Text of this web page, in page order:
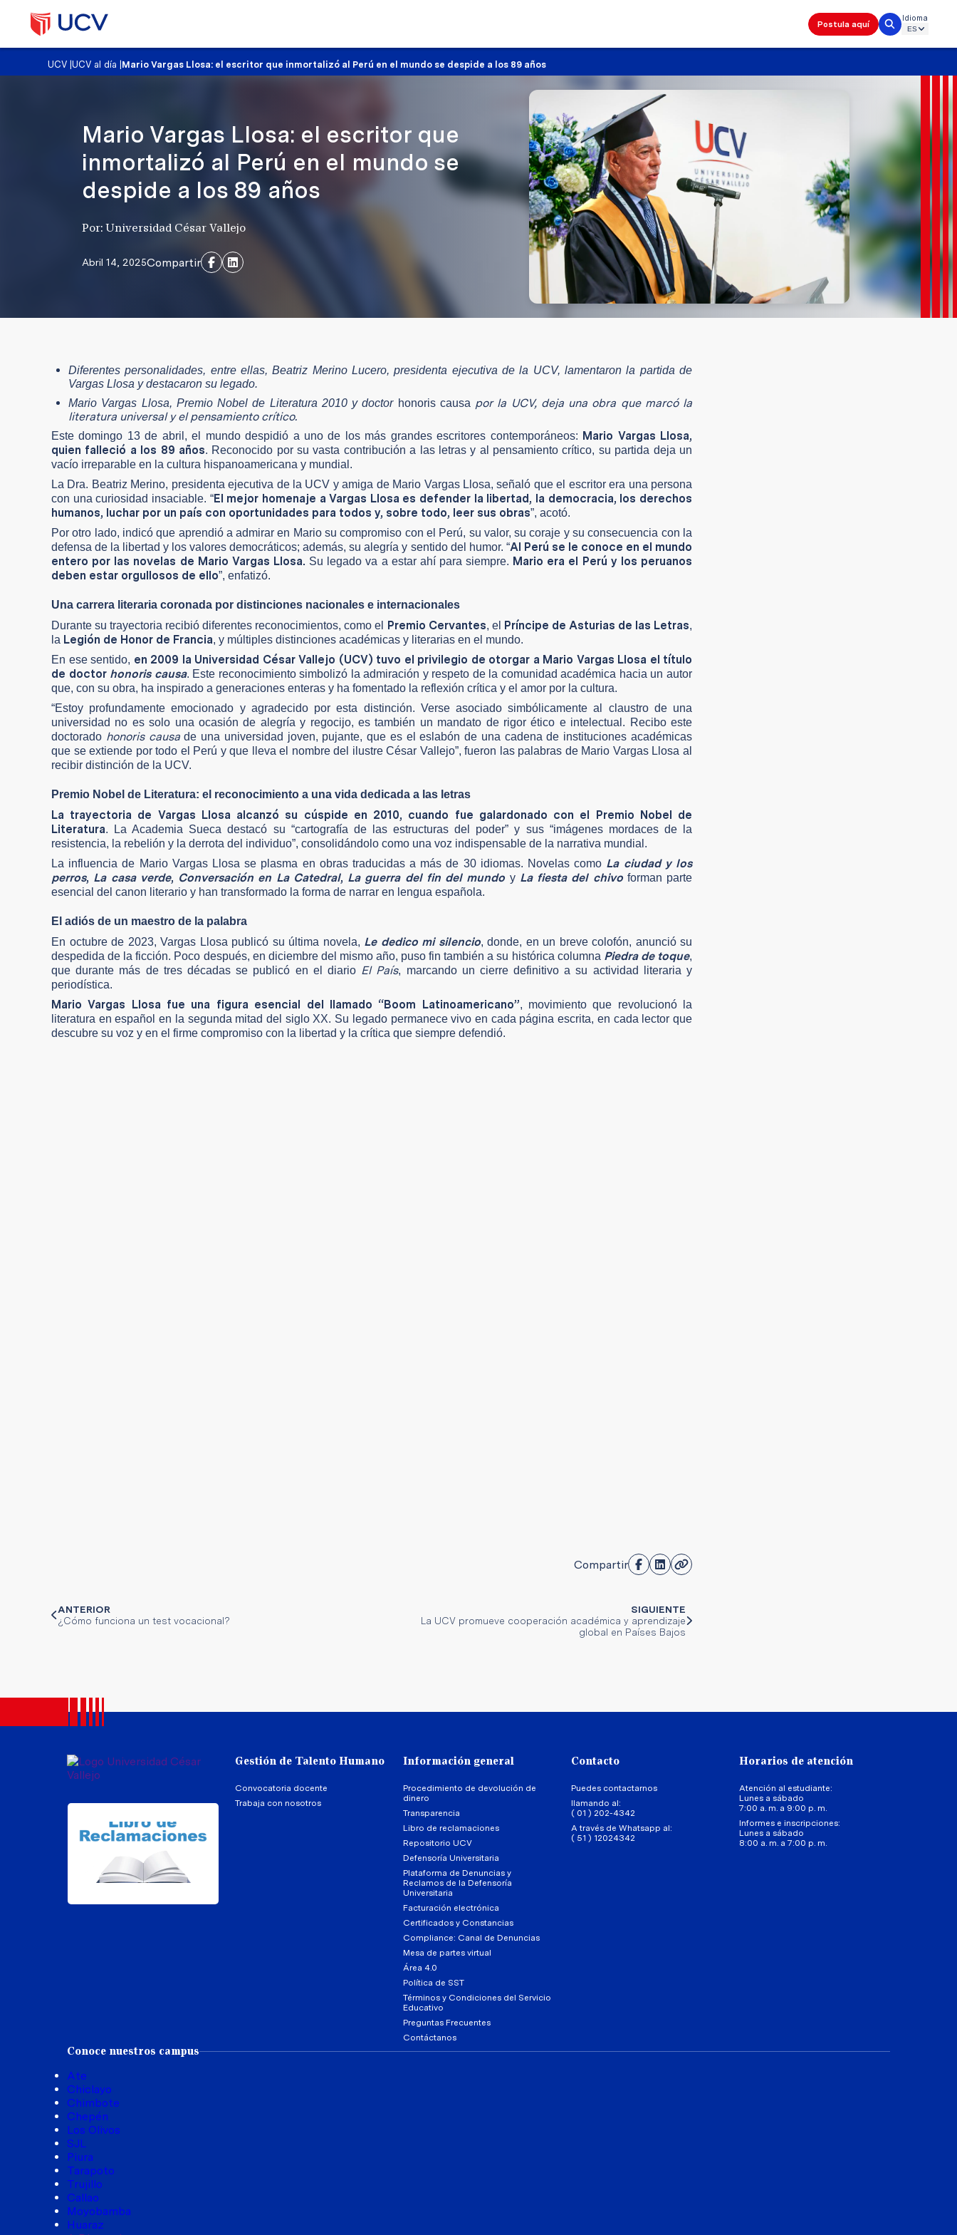
Postula aquí
Idioma
UCV |UCV al día Mario Vargas Llosa: el escritor que inmortalizó al Perú en el mundo se despide a los 89 años
Mario Vargas Llosa: el escritor que
inmortalizó al Perú en el mundo se
despide a los 89 años
Por: Universidad César Vallejo
Abril 14, 2025Compartir
Diferentes personalidades, entre ellas, Beatriz Merino Lucero, presidenta ejecutiva de la UCV, lamentaron la partida de
Vargas Llosa y destacaron su legado.
Mario Vargas Llosa, Premio Nobel de Literatura 2010 y doctor honoris causapor la UCV, deja una obra que marcó la
literatura universal y el pensamiento crítico.
Este domingo 13 de abril, el mundo despidió a uno de los más grandes escritores contemporáneos: Mario Vargas Llosa,
quien falleció a los 89 años. Reconocido por su vasta contribución a las letras y al pensamiento crítico, su partida deja un
vacío irreparable en la cultura hispanoamericana y mundial.
La Dra. Beatriz Merino, presidenta ejecutiva de la UCV y amiga de Mario Vargas Llosa, señaló que el escritor era una persona
con una curiosidad insaciable. “El mejor homenaje a Vargas Llosa es defender la libertad, la democracia, los derechos
humanos, luchar por un país con oportunidades para todos y, sobre todo, leer sus obras”, acotó.
Por otro lado, indicó que aprendió a admirar en Mario su compromiso con el Perú, su valor, su coraje y su consecuencia con la
defensa de la libertad y los valores democráticos; además, su alegría y sentido del humor. “Al Perú se le conoce en el mundo
entero por las novelas de Mario Vargas Llosa. Su legado va a estar ahí para siempre. Mario era el Perú y los peruanos
deben estar orgullosos de ello”, enfatizó.
Una carrera literaria coronada por distinciones nacionales e internacionales
Durante su trayectoria recibió diferentes reconocimientos, como el Premio Cervantes, el Príncipe de Asturias de las Letras,
la Legión de Honor de Francia, y múltiples distinciones académicas y literarias en el mundo.
En ese sentido, en 2009 la Universidad César Vallejo (UCV) tuvo el privilegio de otorgar a Mario Vargas Llosa el título
de doctor honoris causa. Este reconocimiento simbolizó la admiración y respeto de la comunidad académica hacia un autor
que, con su obra, ha inspirado a generaciones enteras y ha fomentado la reflexión crítica y el amor por la cultura.
“Estoy profundamente emocionado y agradecido por esta distinción. Verse asociado simbólicamente al claustro de una
universidad no es solo una ocasión de alegría y regocijo, es también un mandato de rigor ético e intelectual. Recibo este
doctorado honoris causade una universidad joven, pujante, que es el eslabón de una cadena de instituciones académicas
que se extiende por todo el Perú y que lleva el nombre del ilustre César Vallejo”, fueron las palabras de Mario Vargas Llosa al
recibir distinción de la UCV.
Premio Nobel de Literatura: el reconocimiento a una vida dedicada a las letras
La trayectoria de Vargas Llosa alcanzó su cúspide en 2010, cuando fue galardonado con el Premio Nobel de
Literatura. La Academia Sueca destacó su “cartografía de las estructuras del poder” y sus “imágenes mordaces de la
resistencia, la rebelión y la derrota del individuo”, consolidándolo como una voz indispensable de la narrativa mundial.
La influencia de Mario Vargas Llosa se plasma en obras traducidas a más de 30 idiomas. Novelas como La ciudad y los
perros, La casa verde, Conversación en La Catedral, La guerra del fin del mundo y La fiesta del chivoforman parte
esencial del canon literario y han transformado la forma de narrar en lengua española.
El adiós de un maestro de la palabra
En octubre de 2023, Vargas Llosa publicó su última novela, Le dedico mi silencio, donde, en un breve colofón, anunció su
despedida de la ficción. Poco después, en diciembre del mismo año, puso fin también a su histórica columna Piedra de toque,
que durante más de tres décadas se publicó en el diario El País, marcando un cierre definitivo a su actividad literaria y
periodística.
Mario Vargas Llosa fue una figura esencial del llamado “Boom Latinoamericano”, movimiento que revolucionó la
literatura en español en la segunda mitad del siglo XX. Su legado permanece vivo en cada página escrita, en cada lector que
descubre su voz y en el firme compromiso con la libertad y la crítica que siempre defendió.
Compartir
ANTERIOR
¿Cómo funciona un test vocacional?
SIGUIENTE
La UCV promueve cooperación académica y aprendizaje
global en Países Bajos
Gestión de Talento Humano
Convocatoria docente
Trabaja con nosotros
Información general
Procedimiento de devolución de
dinero
Transparencia
Libro de reclamaciones
Repositorio UCV
Defensoría Universitaria
Plataforma de Denuncias y
Reclamos de la Defensoría
Universitaria
Facturación electrónica
Certificados y Constancias
Compliance: Canal de Denuncias
Mesa de partes virtual
Área 4.0
Política de SST
Términos y Condiciones del Servicio
Educativo
Preguntas Frecuentes
Contáctanos
Contacto
Puedes contactarnos
llamando al:
( 01 ) 202-4342
A través de Whatsapp al:
( 51 ) 12024342
Horarios de atención
Atención al estudiante:
Lunes a sábado
7:00 a. m. a 9:00 p. m.
Informes e inscripciones:
Lunes a sábado
8:00 a. m. a 7:00 p. m.
Conoce nuestros campus
Ate
Chiclayo
Chimbote
Chepén
Los Olivos
SJL
Piura
Tarapoto
Trujillo
Callao
Moyobamba
Huaraz